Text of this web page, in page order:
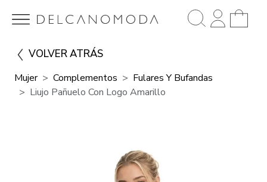
VOLVER ATRÁS
Mujer Complementos
Fulares Y Bufandas
Liujo Pañuelo Con Logo Amarillo